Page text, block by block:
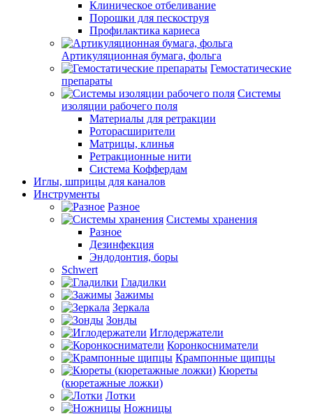
Клиническое отбеливание
Порошки для пескоструя
Профилактика кариеса
Артикуляционная бумага, фольга
Гемостатические
препараты
Системы
изоляции рабочего поля
Материалы для ретракции
Роторасширители
Матрицы, клинья
Ретракционные нити
Система Коффердам
Иглы, шприцы для каналов
Инструменты
Разное
Системы хранения
Разное
Дезинфекция
Эндодонтия, боры
Schwert
Гладилки
Зажимы
Зеркала
Зонды
Иглодержатели
Коронкосниматели
Крампонные щипцы
Кюреты
(кюретажные ложки)
Лотки
Ножницы